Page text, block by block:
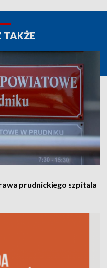
TAKŻE
prudnickiego szpitala